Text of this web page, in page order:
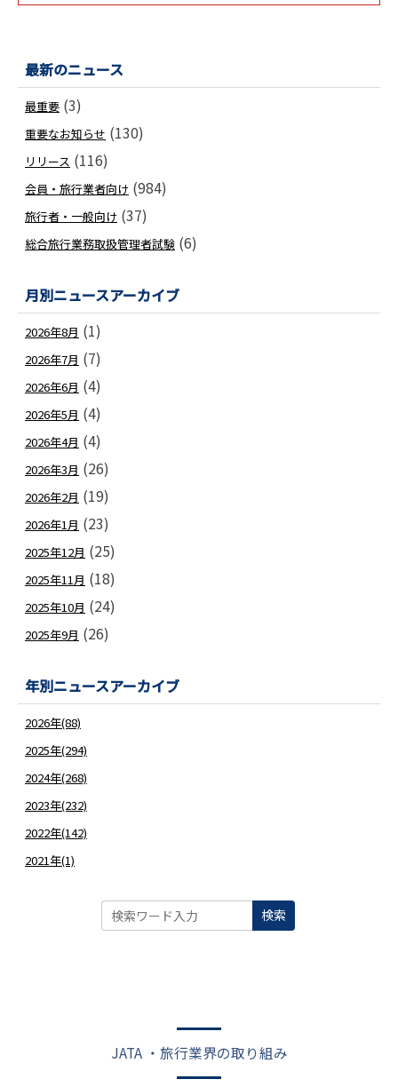
最新のニュース
最重要 (3)
重要なお知らせ (130)
リリース (116)
会員・旅行業者向け (984)
旅行者・一般向け (37)
総合旅行業務取扱管理者試験 (6)
月別ニュースアーカイブ
2026年8月 (1)
2026年7月 (7)
2026年6月 (4)
2026年5月 (4)
2026年4月 (4)
2026年3月 (26)
2026年2月 (19)
2026年1月 (23)
2025年12月 (25)
2025年11月 (18)
2025年10月 (24)
2025年9月 (26)
年別ニュースアーカイブ
2026年(88)
2025年(294)
2024年(268)
2023年(232)
2022年(142)
2021年(1)
検索
JATA ・旅行業界の取り組み